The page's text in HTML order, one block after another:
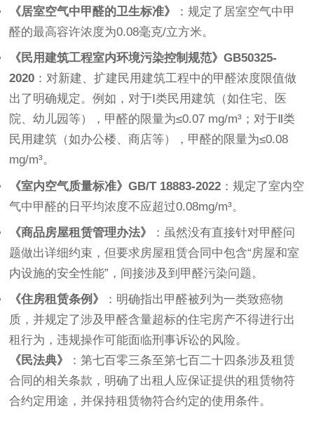
《居室空气中甲醛的卫生标准》
：规定了居室空气中甲
醛的最高容许浓度为0.08毫克/立方米。
《民用建筑工程室内环境污染控制规范》GB50325-
2020 ：对新建、扩建民用建筑工程中的甲醛浓度限值做
出了明确规定。例如，对于Ⅰ类民用建筑（如住宅、医
院、幼儿园等），甲醛的限量为≤0.07 mg/m³；对于Ⅱ类
民用建筑（如办公楼、商店等），甲醛的限量为≤0.08
mg/m³。
《室内空气质量标准》GB/T 18883-2022 ：规定了室内空
气中甲醛的日平均浓度不应超过0.08mg/m³。
《商品房屋租赁管理办法》
：虽然没有直接针对甲醛问
题做出详细约束，但要求房屋租赁合同中包含“房屋和室
内设施的安全性能”，间接涉及到甲醛污染问题。
《住房租赁条例》
：明确指出甲醛被列为一类致癌物
质，并规定了涉及甲醛含量超标的住宅房产不得进行出
租行为，违规操作可能面临刑事诉讼的风险。
《民法典》
：第七百零三条至第七百二十四条涉及租赁
合同的相关条款，明确了出租人应保证提供的租赁物符
合约定用途，并保持租赁物符合约定的使用条件。